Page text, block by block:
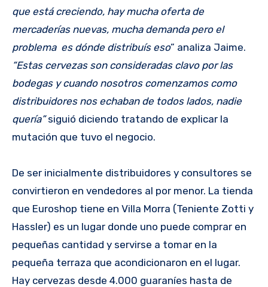
que está creciendo, hay mucha oferta de
mercaderías nuevas, mucha demanda pero el
problema es dónde distribuís eso” analiza Jaime.
“Estas cervezas son consideradas clavo por las
bodegas y cuando nosotros comenzamos como
distribuidores nos echaban de todos lados, nadie
quería”siguió diciendo tratando de explicar la
mutación que tuvo el negocio.
De ser inicialmente distribuidores y consultores se
convirtieron en vendedores al por menor. La tienda
que Euroshop tiene en Villa Morra (Teniente Zotti y
Hassler) es un lugar donde uno puede comprar en
pequeñas cantidad y servirse a tomar en la
pequeña terraza que acondicionaron en el lugar.
Hay cervezas desde 4.000 guaraníes hasta de